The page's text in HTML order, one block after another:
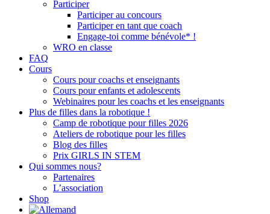
Participer
Participer au concours
Participer en tant que coach
Engage-toi comme bénévole* !
WRO en classe
FAQ
Cours
Cours pour coachs et enseignants
Cours pour enfants et adolescents
Webinaires pour les coachs et les enseignants
Plus de filles dans la robotique !
Camp de robotique pour filles 2026
Ateliers de robotique pour les filles
Blog des filles
Prix GIRLS IN STEM
Qui sommes nous?
Partenaires
L’association
Shop